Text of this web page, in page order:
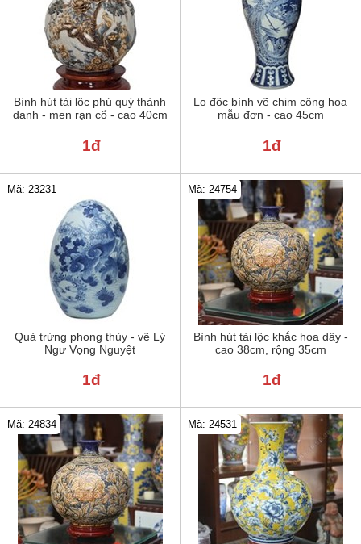
Bình hút tài lộc phú quý thành
danh - men rạn cổ - cao 40cm
1đ
Lọ độc bình vẽ chim công hoa
mẫu đơn - cao 45cm
1đ
Quả trứng phong thủy - vẽ Lý
Ngư Vọng Nguyệt
Mã: 23231
1đ
Bình hút tài lộc khắc hoa dây -
cao 38cm, rộng 35cm
Mã: 24754
1đ
Mã: 24834 Mã: 24531